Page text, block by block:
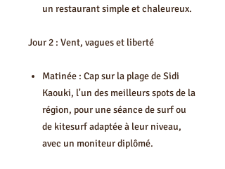
un restaurant simple et chaleureux.
Jour 2 : Vent, vagues et liberté
Matinée : Cap sur la plage de Sidi
Kaouki, l'un des meilleurs spots de la
région, pour une séance de surf ou
de kitesurf adaptée à leur niveau,
avec un moniteur diplômé.